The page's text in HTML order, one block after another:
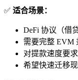
✅ 适合场景：
DeFi 协议（借
需要完整 EVM
对提款速度要
希望快速迁移